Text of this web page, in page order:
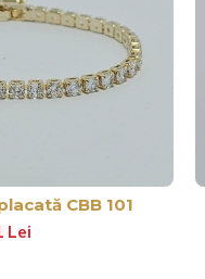
CBB 101
Lei